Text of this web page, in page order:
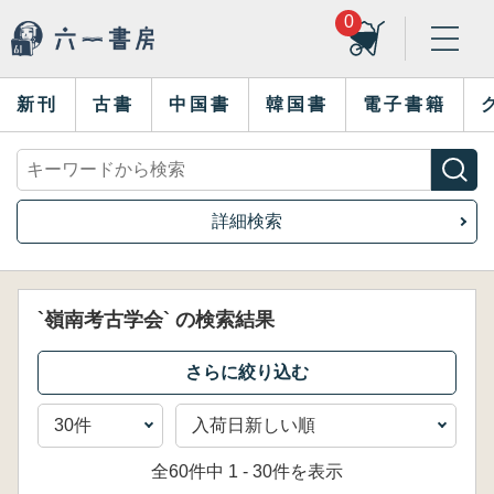
0
新刊 古書 中国書 韓国書 電子書籍
詳細検索
`嶺南考古学会` の検索結果
全60件中 1 - 30件を表示